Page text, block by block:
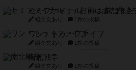
セミファイナル ～お前はまだ
紹介文あり 1件の投稿
ワン・トゥ・ファイブ
紹介文あり 1件の投稿
南北戦争
紹介文あり 1件の投稿